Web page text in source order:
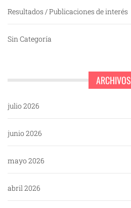
Resultados / Publicaciones de interés
Sin Categoría
ARCHIVOS
julio 2026
junio 2026
mayo 2026
abril 2026